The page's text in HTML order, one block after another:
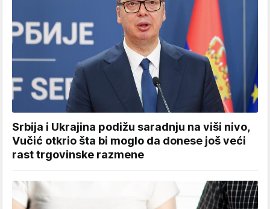
Srbija i Ukrajina podižu saradnju na viši nivo,
Vučić otkrio šta bi moglo da donese još veći
rast trgovinske razmene